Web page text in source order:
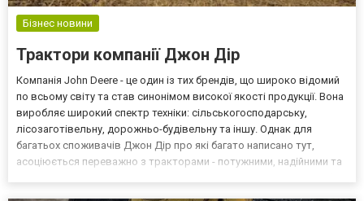
Бізнес новини
Трактори компанії Джон Дір
Компанія John Deere - це один із тих брендів, що широко відомий
по всьому світу та став синонімом високої якості продукції. Вона
виробляє широкий спектр техніки: сільськогосподарську,
лісозаготівельну, дорожньо-будівельну та іншу. Однак для
багатьох споживачів Джон Дір про які багато написано тут,
асоціюється переважно з тракторами - потужними, надійними та